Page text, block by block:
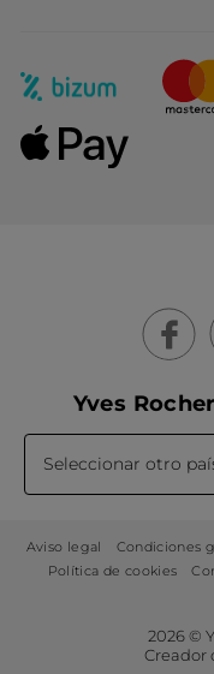
Yves
Seleccionar otro
Aviso legal Condiciones
Política de cookies
2026 ©
Creador